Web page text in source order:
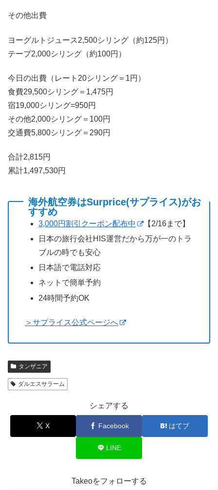
その他出費
ヨーグルトジュース2,500シリング（約125円）
テープ2,000シリング（約100円）
今日の出費（レート20シリング＝1円）
食費29,500シリング＝1,475円
宿19,000シリング=950円
その他2,000シリング＝100円
交通費5,800シリング＝290円
合計2,815円
累計1,497,530円
海外航空券はSurprice(サプライス)がお
すすめ
3,000円割引クーポン配布中
【2/16まで】
日本の旅行会社HIS運営だから万が一のトラ
ブルの時でも安心
日本語で電話対応
ネットで簡単予約
24時間予約OK
＞サプライス公式ページへ
タンザニア
ダルエスサラーム
シェアする
X Facebook はてブ
LINE
Takeoをフォローする